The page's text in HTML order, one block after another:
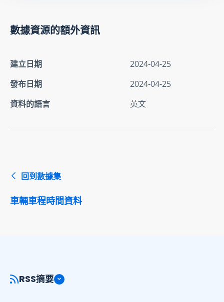
數據資源的額外資訊
建立日期
2024-04-25
發布日期
2024-04-25
資料的語言
英文
回到數據集
車輛車程時間資料
RSS摘要